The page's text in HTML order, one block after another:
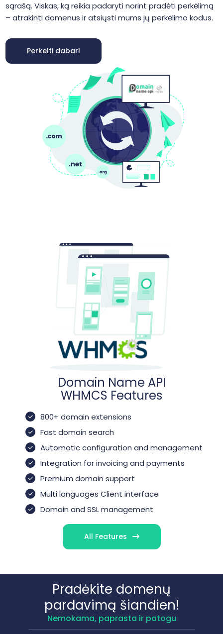
sąrašą. Viskas, ką reikia padaryti norint pradėti perkėlimą
– atrakinti domenus ir atsiųsti mums jų perkėlimo kodus.
Perkelti dabar!
Domain Name API
WHMCS Features
800+ domain extensions
Fast domain search
Automatic configuration and management
Integration for invoicing and payments
Premium domain support
Multi languages Client interface
Domain and SSL management
All Features
Pradėkite domenų
pardavimą šiandien!
Nemokama, paprasta ir patogu